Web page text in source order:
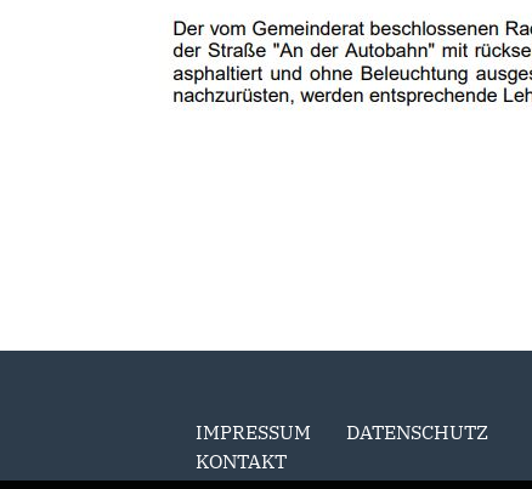
IMPRESSUM
DATENSCHUTZ
KONTAKT